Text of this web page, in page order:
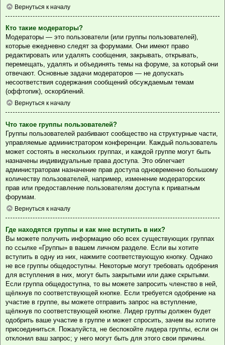
Вернуться к началу
Кто такие модераторы?
Модераторы — это пользователи (или группы пользователей),
которые ежедневно следят за форумами. Они имеют право
редактировать или удалять сообщения, закрывать, открывать,
перемещать, удалять и объединять темы на форуме, за который они
отвечают. Основные задачи модераторов — не допускать
несоответствия содержания сообщений обсуждаемым темам
(оффтопик), оскорблений.
Вернуться к началу
Что такое группы пользователей?
Группы пользователей разбивают сообщество на структурные части,
управляемые администратором конференции. Каждый пользователь
может состоять в нескольких группах, и каждой группе могут быть
назначены индивидуальные права доступа. Это облегчает
администраторам назначение прав доступа одновременно большому
количеству пользователей, например, изменение модераторских
прав или предоставление пользователям доступа к приватным
форумам.
Вернуться к началу
Где находятся группы и как мне вступить в них?
Вы можете получить информацию обо всех существующих группах
по ссылке «Группы» в вашем личном разделе. Если вы хотите
вступить в одну из них, нажмите соответствующую кнопку. Однако
не все группы общедоступны. Некоторые могут требовать одобрения
для вступления в них, могут быть закрытыми или даже скрытыми.
Если группа общедоступна, то вы можете запросить членство в ней,
щёлкнув по соответствующей кнопке. Если требуется одобрение на
участие в группе, вы можете отправить запрос на вступление,
щёлкнув по соответствующей кнопке. Лидер группы должен будет
одобрить ваше участие в группе и может спросить, зачем вы хотите
присоединиться. Пожалуйста, не беспокойте лидера группы, если он
отклонил ваш запрос; у него могут быть для этого свои причины.